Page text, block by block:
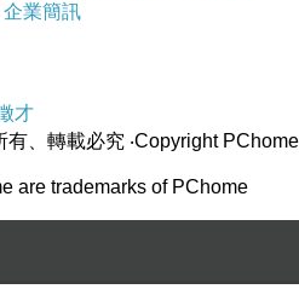
裡面完全沒有她自己的錢。
，也只能想想而已。
大半輩子的女人，也只好繼續忍受下
企業簡訊
才
有、轉載必究 ‧Copyright PChome
are trademarks of PChome